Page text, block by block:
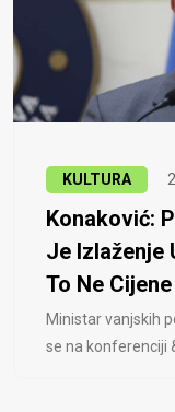
KULTURA
Konaković:
Je Izlaženje
To Ne
Ministar vanjskih
se na konferenciji